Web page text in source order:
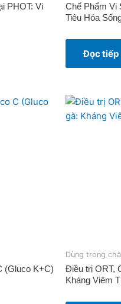
PHOT: Vi
Chế Phẩm Vi
Tiêu Hóa
Đọc tiếp
(Gluco K+C)
Dùng trong
Điều trị ORT,
Kháng Viêm